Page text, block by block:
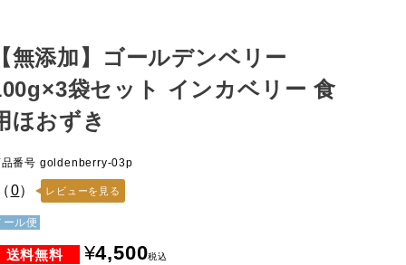
無添加】ゴールデンベリー
袋セット インカベリー 食
ほおずき
番号 goldenberry-03p
0） レビューを見る
ール便
¥4,500税込